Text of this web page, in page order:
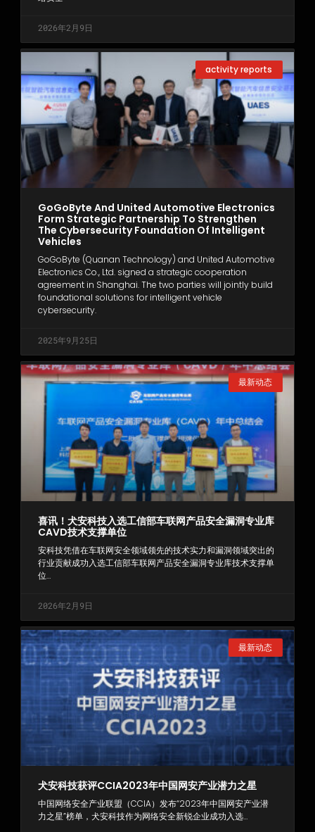
2026年2月9日
activity reports
GoGoByte And United Automotive Electronics
Form Strategic Partnership To Strengthen
The Cybersecurity Foundation Of Intelligent
Vehicles
GoGoByte (Quanan Technology) and United Automotive
Electronics Co., Ltd. signed a strategic cooperation
agreement in Shanghai. The two parties will jointly build
foundational solutions for intelligent vehicle
cybersecurity.
2025年9月25日
最新动态
喜讯！犬安科技入选工信部车联网产品安全漏洞专业库
CAVD技术支撑单位
安科技凭借在车联网安全领域领先的技术实力和漏洞领域突出的
行业贡献成功入选工信部车联网产品安全漏洞专业库技术支撑单
位…
2026年2月9日
最新动态
犬安科技获评CCIA2023年中国网安产业潜力之星
中国网络安全产业联盟（CCIA）发布“2023年中国网安产业潜
力之星”榜单，犬安科技作为网络安全新锐企业成功入选…